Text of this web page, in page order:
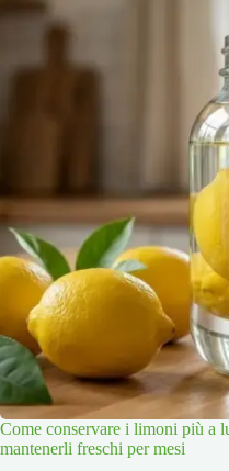
Come conservare i limoni più a
mantenerli freschi per mesi